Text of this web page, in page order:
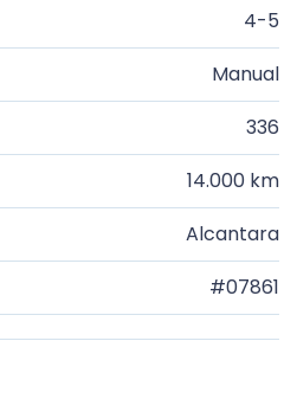
4-5
Manual
336
14.000 km
Alcantara
#07861